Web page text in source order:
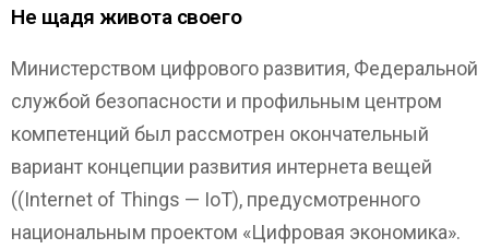
Не щадя живота своего
Министерством цифрового развития, Федеральной
службой безопасности и профильным центром
компетенций был рассмотрен окончательный
вариант концепции развития интернета вещей
((Internet of Things — IoT), предусмотренного
национальным проектом «Цифровая экономика».